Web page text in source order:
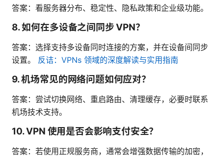
答案：看服务器分布、稳定性、隐私政策和企业级功能。
8. 如何在多设备之间同步 VPN？
答案：选择支持多设备同时连接的方案，并在设备间同步
设置。 反诘：VPNs 领域的深度解读与实用指南
9. 机场常见的网络问题如何应对？
答案：尝试切换网络、重启路由、清理缓存，必要时联系
机场技术支持。
10. VPN 使用是否会影响支付安全？
答案：若使用正规服务商，通常会增强数据传输的加密，